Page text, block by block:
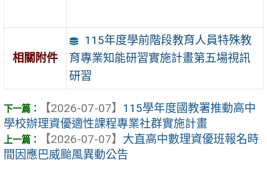
相關附件
115年度學前階段教育人員特殊教
育專業知能研習實施計畫第五場視訊
研習
【2026-07-07】 115學年度國教署推動高中
學校辦理資優適性課程專業社群實施計畫
【2026-07-07】 大直高中數理資優班報名時
間因應巴威颱風異動公告